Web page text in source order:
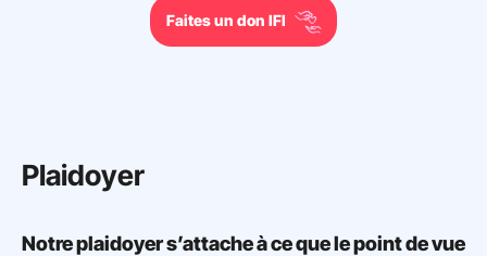
Faites un don IFI
Plaidoyer
Notre plaidoyer s’attache à ce que le point de vue